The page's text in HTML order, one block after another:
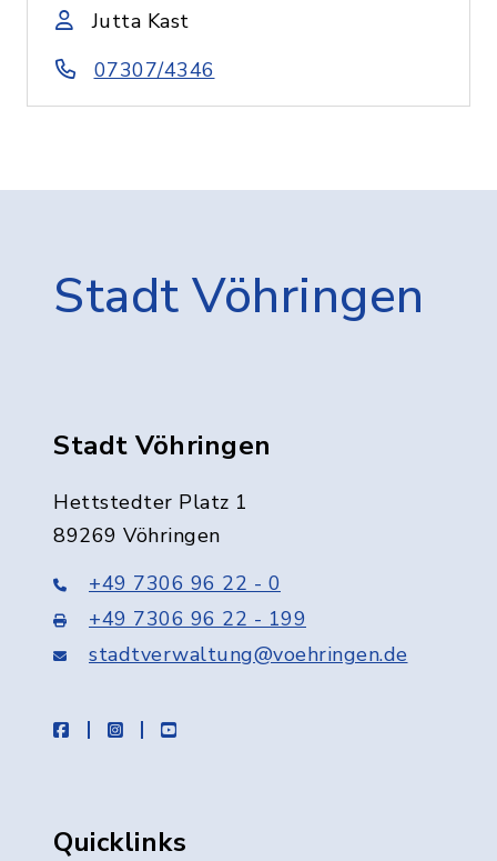
Jutta Kast
07307/4346
Stadt Vöhringen
Stadt Vöhringen
Hettstedter Platz 1
89269 Vöhringen
+49 7306 96 22 - 0
+49 7306 96 22 - 199
stadtverwaltung@voehringen.de
facebookinstagramyoutube
Quicklinks